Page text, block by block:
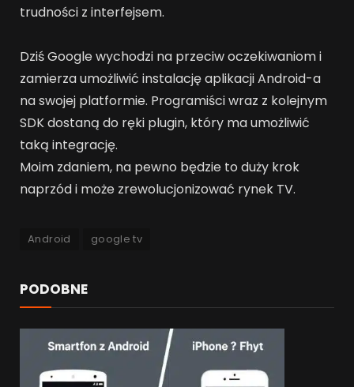
trudności z interfejsem.
Dziś Google wychodzi na przeciw oczekiwaniom i
zamierza umożliwić instalację aplikacji Android-a
na swojej platformie. Programiści wraz z kolejnym
SDK dostaną do ręki plugin, który ma umożliwić
taką integrację.
Moim zdaniem, na pewno będzie to duży krok
naprzód i może zrewolucjonizować rynek TV.
Android google tv
PODOBNE